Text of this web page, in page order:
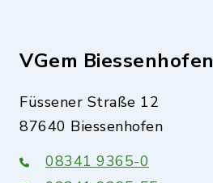
VGem Biessenhofen
Füssener Straße 12
87640 Biessenhofen
08341 9365-0